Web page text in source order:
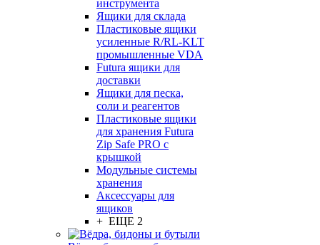
инструмента
Ящики для склада
Пластиковые ящики
усиленные R/RL-KLT
промышленные VDA
Futura ящики для
доставки
Ящики для песка,
соли и реагентов
Пластиковые ящики
для хранения Futura
Zip Safe PRO с
крышкой
Модульные системы
хранения
Аксессуары для
ящиков
+ ЕЩЕ 2